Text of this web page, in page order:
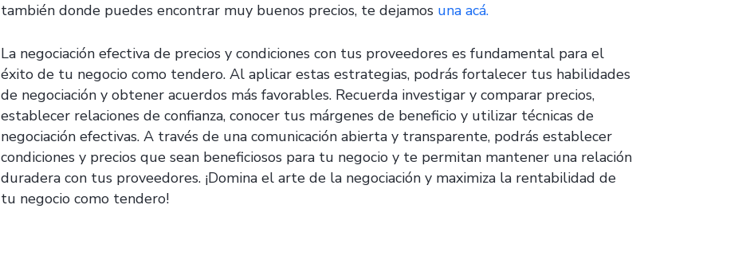
también donde puedes encontrar muy buenos precios, te dejamos una acá.
La negociación efectiva de precios y condiciones con tus proveedores es fundamental para el
éxito de tu negocio como tendero. Al aplicar estas estrategias, podrás fortalecer tus habilidades
de negociación y obtener acuerdos más favorables. Recuerda investigar y comparar precios,
establecer relaciones de confianza, conocer tus márgenes de beneficio y utilizar técnicas de
negociación efectivas. A través de una comunicación abierta y transparente, podrás establecer
condiciones y precios que sean beneficiosos para tu negocio y te permitan mantener una relación
duradera con tus proveedores. ¡Domina el arte de la negociación y maximiza la rentabilidad de
tu negocio como tendero!